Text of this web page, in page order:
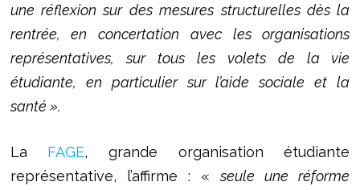
une réflexion sur des mesures structurelles dès la
rentrée, en concertation avec les organisations
représentatives, sur tous les volets de la vie
étudiante, en particulier sur l’aide sociale et la
santé ».
La FAGE, grande organisation étudiante
représentative, l’affirme : «seule une réforme